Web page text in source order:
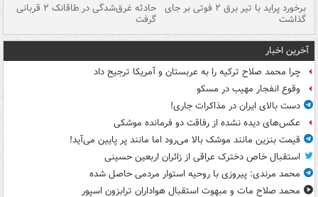
برخورد پراید با تیر برق ۲ فوتی بر جای
گذاشت
حادثه غرق‌شدگی در طاقانک ۲ قربانی
گرفت
آخرین اخبار
چرا محمد صلاح ترکیه را به عربستان و آمریکا ترجیح داد
وقوع انفجار مهیب در مسکو
دست بالای ایران در مذاکرات جاری!
عکس‌های دیده نشده از رفاقت دو فرمانده‌ موشکی
قیمت بنزین مانند موشک بالا می‌رود اما مانند پر پایین می‌آید!
استقبال خاص دخترک عراقی از زائران اربعین حسینی
محمد مرندی: پیروزی با روحیه استوار مردمی حاصل شده
محمد صلاح مات و مبهوت استقبال هواداران ترابزون اسپور